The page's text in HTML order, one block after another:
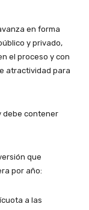
en forma
y privado,
el proceso y con
atractividad para
debe contener
que
por año:
a las